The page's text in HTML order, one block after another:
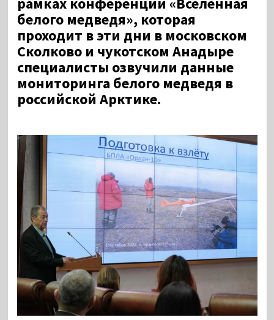
белого медведя», которая
проходит в эти дни в московском
Сколково и чукотском Анадыре
специалисты озвучили данные
мониторинга белого медведя в
российской Арктике.